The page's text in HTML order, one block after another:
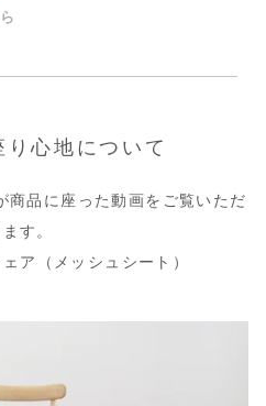
心地について
品に座った動画をご覧いただ
す。
ア（メッシュシート）